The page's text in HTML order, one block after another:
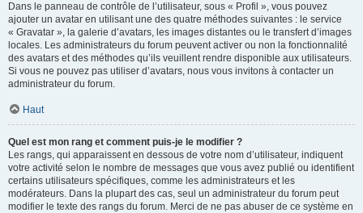
Dans le panneau de contrôle de l’utilisateur, sous « Profil », vous pouvez
ajouter un avatar en utilisant une des quatre méthodes suivantes : le service
« Gravatar », la galerie d’avatars, les images distantes ou le transfert d’images
locales. Les administrateurs du forum peuvent activer ou non la fonctionnalité
des avatars et des méthodes qu’ils veuillent rendre disponible aux utilisateurs.
Si vous ne pouvez pas utiliser d’avatars, nous vous invitons à contacter un
administrateur du forum.
Haut
Quel est mon rang et comment puis-je le modifier ?
Les rangs, qui apparaissent en dessous de votre nom d’utilisateur, indiquent
votre activité selon le nombre de messages que vous avez publié ou identifient
certains utilisateurs spécifiques, comme les administrateurs et les
modérateurs. Dans la plupart des cas, seul un administrateur du forum peut
modifier le texte des rangs du forum. Merci de ne pas abuser de ce système en